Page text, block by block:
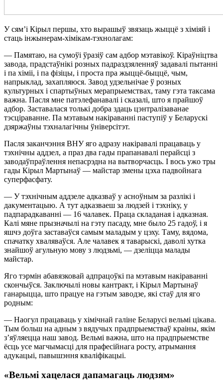
У сям’і Кірыл першы, хто вырашыў звязаць жыццё з хіміяй і
стаць інжынерам-хімікам-тэхнолагам:
— Памятаю, на сумоўі ўразіў сам адбор мэтавікоў. Кіраўніцтва
завода, прадстаўнікі розных падраздзяленняў задавалі пытанні
і па хіміі, і па фізіцы, і проста пра жыццё-быццё, чым,
напрыклад, захапляюся. Завод удзельнічае ў розных
культурных і спартыўных мерапрыемствах, таму гэта таксама
важна. Пасля мне патэлефанавалі і сказалі, што я прайшоў
адбор. Заставалася толькі добра здаць цэнтралізаванае
тэсціраванне. Па мэтавым накіраванні паступіў у Беларускі
дзяржаўны тэхналагічны ўніверсітэт.
Пасля заканчэння ВНУ яго адразу накіравалі працаваць у
тэхнічны аддзел, а праз два гады прапанавалі перайсці з
заводаўпраўлення непасрэдна на вытворчасць. І вось ужо тры
гады Кірыл Мартынаў — майстар змены цэха падвойнага
суперфасфату.
— У тэхнічным аддзеле адказваў у асноўным за разлікі і
дакументацыю. А тут адказваеш за людзей і тэхніку, у
падпарадкаванні — 16 чалавек. Праца складаная і адказная.
Калі мяне прызначылі на гэту пасаду, мне было 25 гадоў, і я
яшчэ доўга заставаўся самым маладым у цэху. Таму, вядома,
спачатку хваляваўся. Але чалавек я таварыскі, даволі хутка
знайшоў агульную мову з людзьмі, — дзеліцца малады
майстар.
Яго тэрмін абавязковай адпрацоўкі па мэтавым накіраванні
скончыўся. Заключылі новы кантракт, і Кірыл Мартынаў
ганарыцца, што працуе на гэтым заводзе, які стаў для яго
родным:
— Наогул працаваць у хімічнай галіне Беларусі вельмі цікава.
Тым больш на адным з вядучых прадпрыемстваў краіны, якім
з’яўляецца наш завод. Вельмі важна, што на прадпрыемстве
ёсць усе магчымасці для прафесійнага росту, атрымання
адукацыі, павышэння кваліфікацыі.
«Вельмі хацелася дапамагаць людзям»